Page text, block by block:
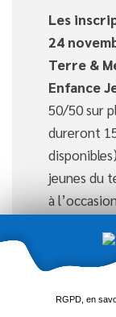
Les
24
Terre &
Enfance
50/50 sur
dureront
jeunes du
à
Les
partir du
RGPD, en